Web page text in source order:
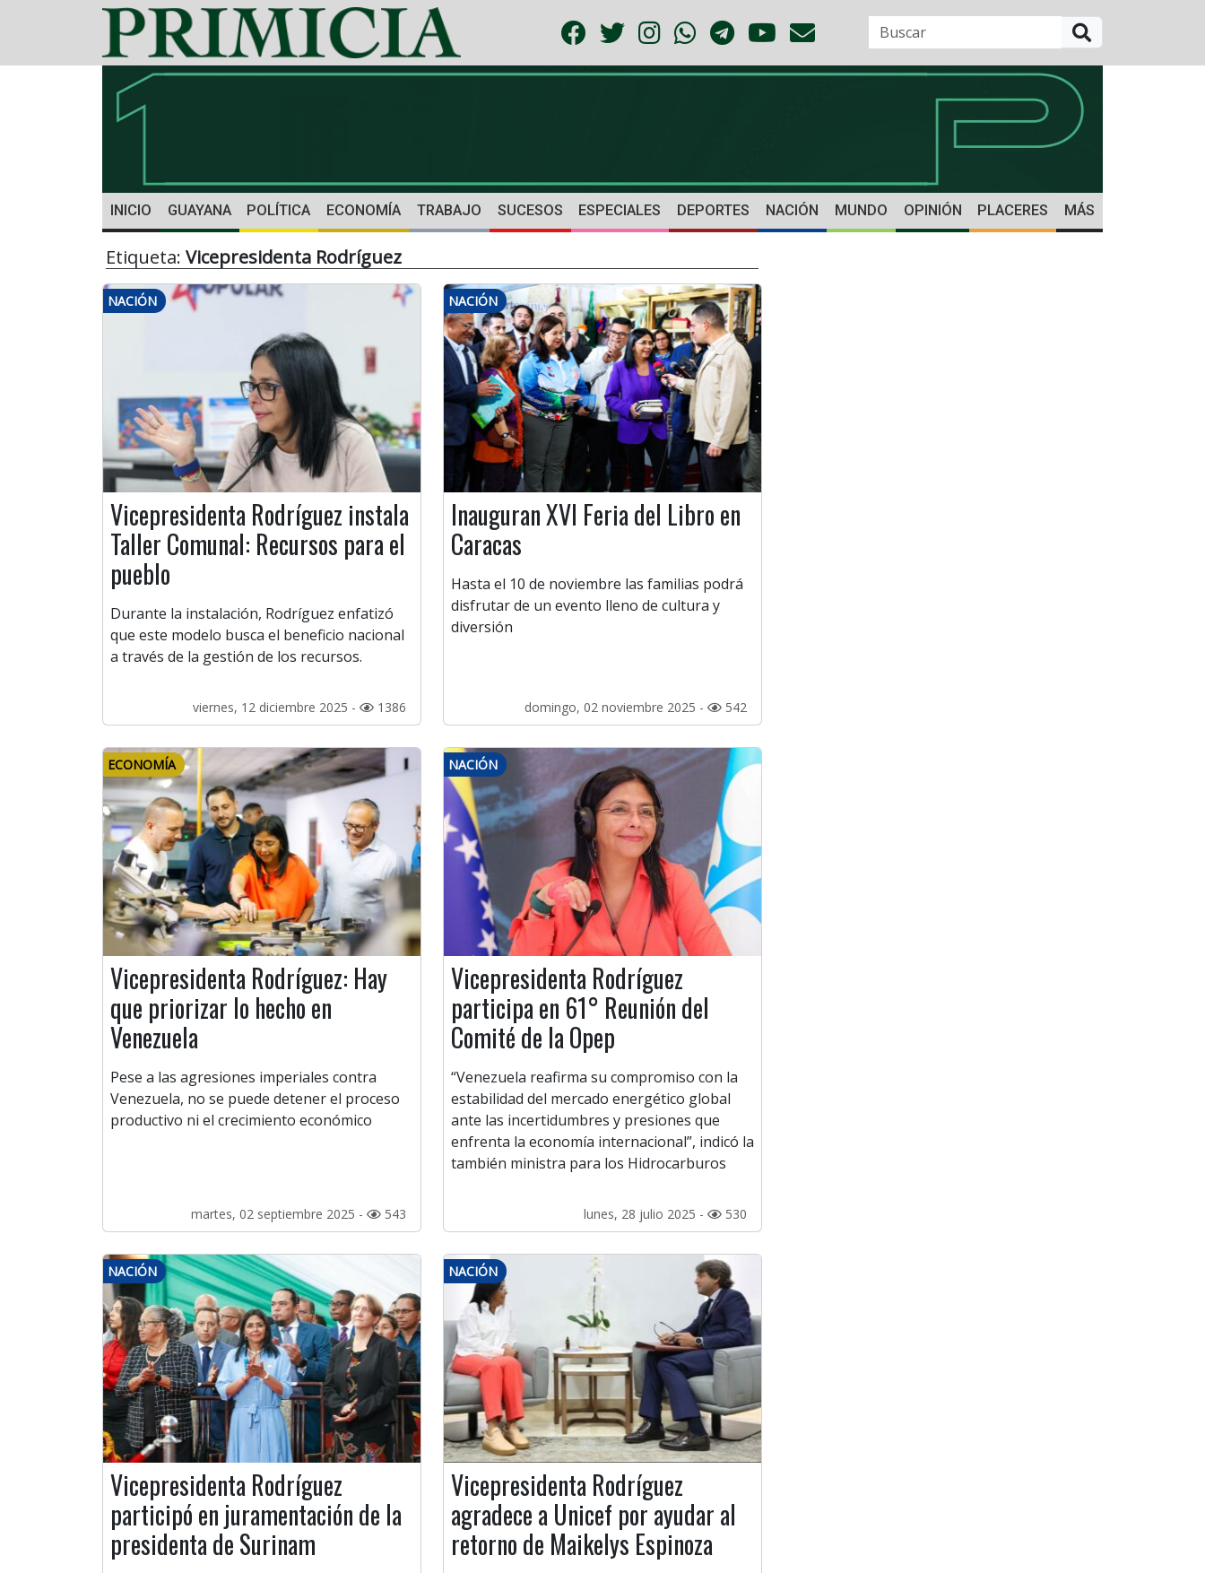
INICIO GUAYANA POLÍTICA ECONOMÍA TRABAJO SUCESOS ESPECIALES DEPORTES NACIÓN MUNDO OPINIÓN PLACERES MÁS
Etiqueta: Vicepresidenta Rodríguez
NACIÓN
Vicepresidenta Rodríguez instala
Taller Comunal: Recursos para el
pueblo
Durante la instalación, Rodríguez enfatizó
que este modelo busca el beneficio nacional
a través de la gestión de los recursos.
viernes, 12 diciembre 2025 - 1386
NACIÓN
Inauguran XVI Feria del Libro en
Caracas
Hasta el 10 de noviembre las familias podrá
disfrutar de un evento lleno de cultura y
diversión
domingo, 02 noviembre 2025 - 542
ECONOMÍA
Vicepresidenta Rodríguez: Hay
que priorizar lo hecho en
Venezuela
Pese a las agresiones imperiales contra
Venezuela, no se puede detener el proceso
productivo ni el crecimiento económico
martes, 02 septiembre 2025 - 543
NACIÓN
Vicepresidenta Rodríguez
participa en 61° Reunión del
Comité de la Opep
“Venezuela reafirma su compromiso con la
estabilidad del mercado energético global
ante las incertidumbres y presiones que
enfrenta la economía internacional”, indicó la
también ministra para los Hidrocarburos
lunes, 28 julio 2025 - 530
NACIÓN
Vicepresidenta Rodríguez
participó en juramentación de la
presidenta de Surinam
NACIÓN
Vicepresidenta Rodríguez
agradece a Unicef por ayudar al
retorno de Maikelys Espinoza